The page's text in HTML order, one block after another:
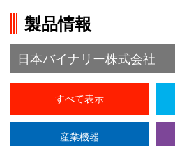
製品情報
日本バイナリー株式会社
すべて表示
産業機器